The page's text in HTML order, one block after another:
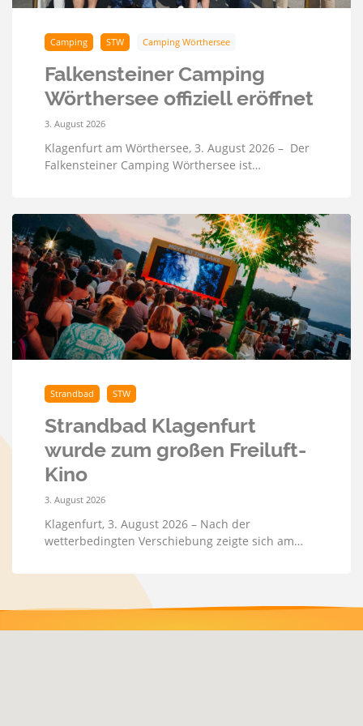
Camping STW Camping Wörthersee
Falkensteiner Camping
Wörthersee offiziell eröffnet
3. August 2026
Klagenfurt am Wörthersee, 3. August 2026 – Der
Falkensteiner Camping Wörthersee ist…
Strandbad STW
Strandbad Klagenfurt
wurde zum großen Freiluft-
Kino
3. August 2026
Klagenfurt, 3. August 2026 – Nach der
wetterbedingten Verschiebung zeigte sich am…